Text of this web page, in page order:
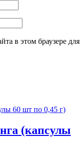
в этом браузере для
(капсулы